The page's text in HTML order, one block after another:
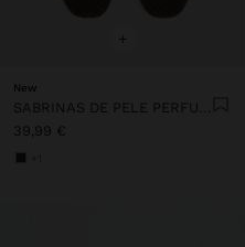
+
New
39,99 €